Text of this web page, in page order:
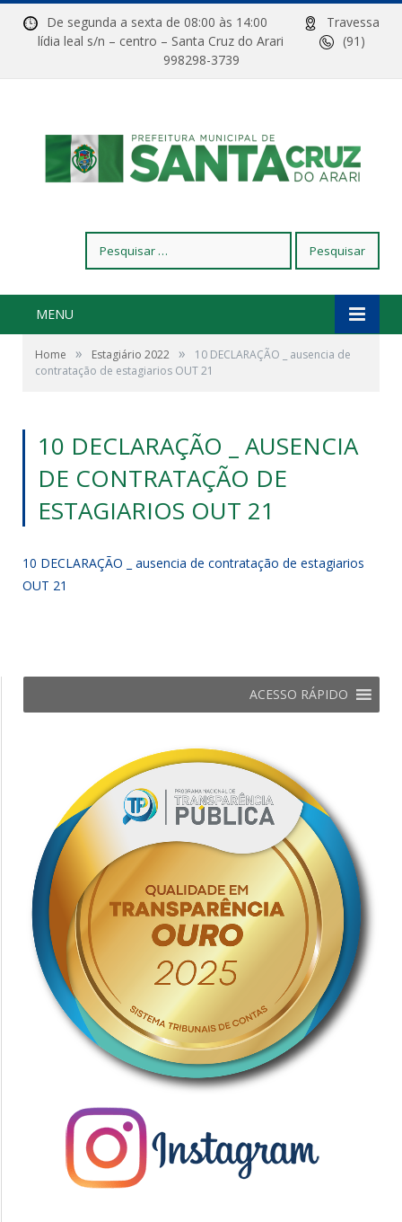
De segunda a sexta de 08:00 às 14:00
Travessa
lídia leal s/n – centro – Santa Cruz do Arari
(91)
998298-3739
por:
MENU
Home » Estagiário 2022 »
10 DECLARAÇÃO _ ausencia de
contratação de estagiarios OUT 21
10 DECLARAÇÃO _ AUSENCIA
DE CONTRATAÇÃO DE
ESTAGIARIOS OUT 21
10 DECLARAÇÃO _ ausencia de contratação de estagiarios
OUT 21
ACESSO RÁPIDO